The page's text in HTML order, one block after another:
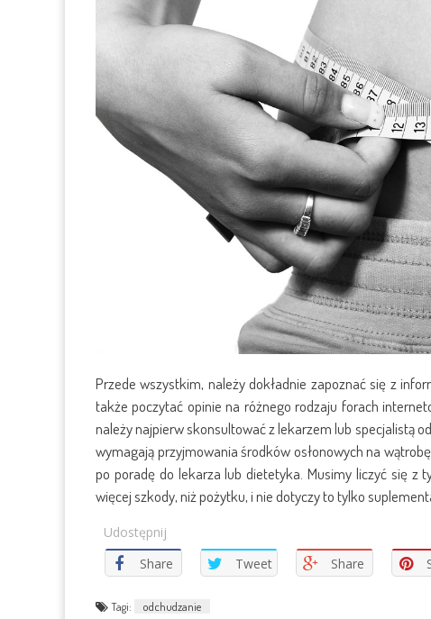
Przede wszystkim, należy dokładnie zapoznać się z
także poczytać opinie na różnego rodzaju forach
należy najpierw skonsultować z lekarzem lub specjalistą
wymagają przyjmowania środków osłonowych na
po poradę do lekarza lub dietetyka. Musimy liczyć się z
więcej szkody, niż pożytku, i nie dotyczy to tylko
Udostępnij
Share
Tweet Share
Tagi: odchudzanie